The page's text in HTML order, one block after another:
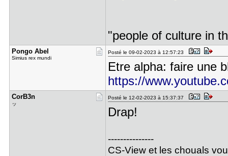
"people of culture in
Pongo Abel
Simius rex mundi
Posté le 09-02-2023 à 12:57:23
Etre alpha: faire une
https://
CorB3n
ッ
Posté le 12-02-2023 à 15:37:37
Drap!
---------------
CS-View et les chouals